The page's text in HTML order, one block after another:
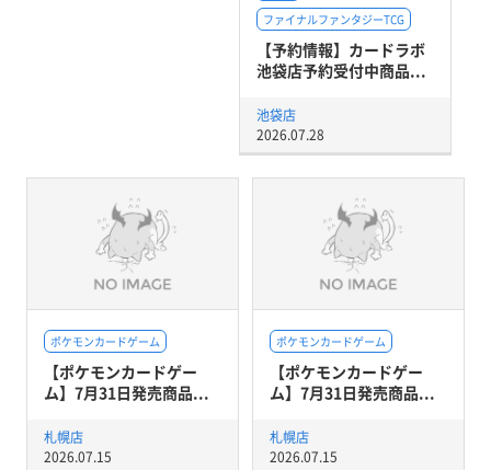
ファイナルファンタジーTCG
【予約情報】カードラボ
池袋店予約受付中商品...
池袋店
2026.07.28
ポケモンカードゲーム
【ポケモンカードゲー
ム】7月31日発売商品...
札幌店
2026.07.15
ポケモンカードゲーム
【ポケモンカードゲー
ム】7月31日発売商品...
札幌店
2026.07.15